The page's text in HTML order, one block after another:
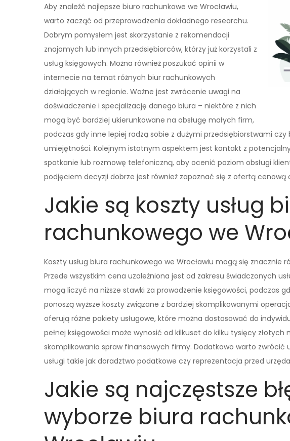
Aby znaleźć najlepsze biuro rachunkowe we Wrocławiu,
warto zacząć od przeprowadzenia dokładnego researchu.
Dobrym pomysłem jest skorzystanie z rekomendacji
znajomych lub innych przedsiębiorców, którzy już korzystali z
usług księgowych. Można również poszukać opinii w
internecie na temat różnych biur rachunkowych
działających w regionie. Ważne jest zwrócenie uwagi na
doświadczenie i specjalizację danego biura – niektóre z nich
mogą być bardziej ukierunkowane na obsługę małych firm,
podczas gdy inne lepiej radzą sobie z dużymi przedsiębiorstwami
umiejętności. Kolejnym istotnym aspektem jest kontakt z
spotkanie lub rozmowę telefoniczną, aby ocenić poziom obsługi
podjęciem decyzji dobrze jest również zapoznać się z ofertą cenową
Jakie są koszty usług
rachunkowego we
Koszty usług biura rachunkowego we Wrocławiu mogą się znacznie
Przede wszystkim cena uzależniona jest od zakresu świadczonych
mogą liczyć na niższe stawki za prowadzenie księgowości, podczas
ponoszą wyższe koszty związane z bardziej skomplikowanymi
oferują różne pakiety usługowe, które można dostosować do
pełnej księgowości może wynosić od kilkuset do kilku tysięcy
skomplikowania spraw finansowych firmy. Dodatkowo warto zwrócić
usługi takie jak doradztwo podatkowe czy reprezentacja przed
Jakie są najczęstsze
wyborze biura